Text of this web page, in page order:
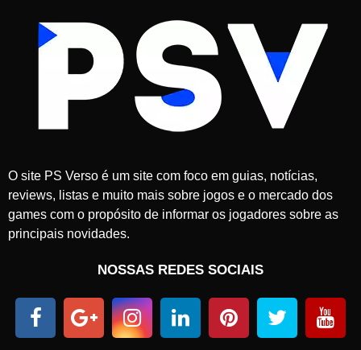
O site PS Verso é um site com foco em guias, notícias,
reviews, listas e muito mais sobre jogos e o mercado dos
games com o propósito de informar os jogadores sobre as
principais novidades.
NOSSAS REDES SOCIAIS